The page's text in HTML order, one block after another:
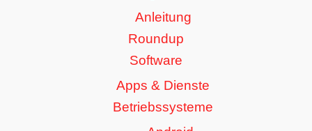
Anleitung
Roundup
Software
Apps & Dienste
Betriebssysteme